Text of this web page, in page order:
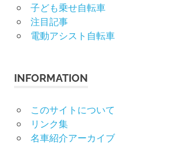
子ども乗せ自転車
注目記事
電動アシスト自転車
INFORMATION
このサイトについて
リンク集
名車紹介アーカイブ